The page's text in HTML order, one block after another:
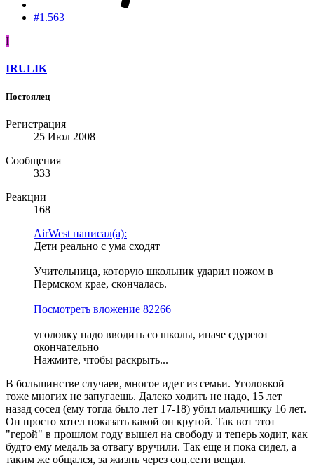
#1.563
I
IRULIK
Постоялец
Регистрация
25 Июл 2008
Сообщения
333
Реакции
168
AirWest написал(а):
Дети реально с ума сходят
Учительница, которую школьник ударил ножом в
Пермском крае, скончалась.
Посмотреть вложение 82266
уголовку надо вводить со школы, иначе сдуреют
окончательно
Нажмите, чтобы раскрыть...
В большинстве случаев, многое идет из семьи. Уголовкой
тоже многих не запугаешь. Далеко ходить не надо, 15 лет
назад сосед (ему тогда было лет 17-18) убил мальчишку 16 лет.
Он просто хотел показать какой он крутой. Так вот этот
"герой" в прошлом году вышел на свободу и теперь ходит, как
будто ему медаль за отвагу вручили. Так еще и пока сидел, а
таким же общался, за жизнь через соц.сети вещал.